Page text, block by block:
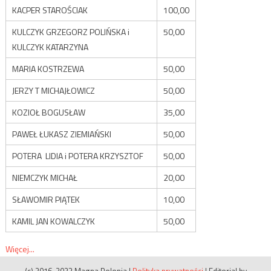
KACPER STAROŚCIAK
100,00
KULCZYK GRZEGORZ POLIŃSKA i
KULCZYK KATARZYNA
50,00
MARIA KOSTRZEWA
50,00
JERZY T MICHAJŁOWICZ
50,00
KOZIOŁ BOGUSŁAW
35,00
PAWEŁ ŁUKASZ ZIEMIAŃSKI
50,00
POTERA LIDIA i POTERA KRZYSZTOF
50,00
NIEMCZYK MICHAŁ
20,00
SŁAWOMIR PIĄTEK
10,00
KAMIL JAN KOWALCZYK
50,00
Więcej...